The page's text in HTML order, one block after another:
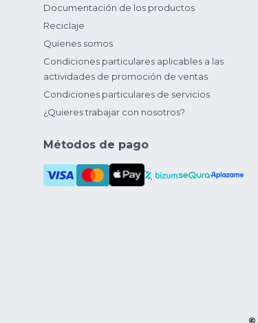
Documentación de los productos
Reciclaje
Quienes somos
Condiciones particulares aplicables a las
actividades de promoción de ventas
Condiciones particulares de servicios
¿Quieres trabajar con nosotros?
Métodos de pago
©